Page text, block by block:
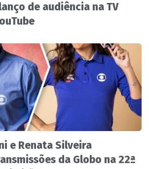
de audiência na TV
e Renata Silveira
da Globo na 22ª